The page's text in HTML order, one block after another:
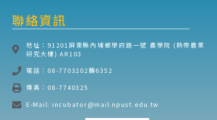
聯絡資訊
地址：91201屏東縣內埔鄉學府路一號 農學院 (熱帶農業
研究大樓) AR103
電話：08-7703202轉6352
傳真：08-7740325
E-Mail: incubator@mail.npust.edu.tw